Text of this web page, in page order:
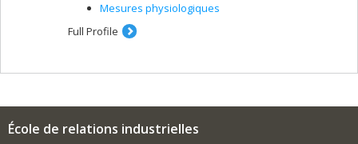
Mesures physiologiques
Full Profile
École de relations industrielles